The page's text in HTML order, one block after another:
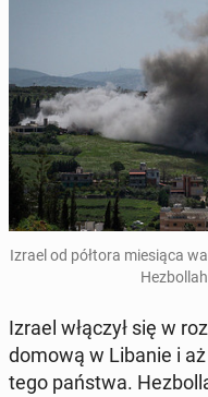
Izrael od półtora mie­sią­ca
Izrael włączył się w
domową w Libanie i aż
tego państwa.